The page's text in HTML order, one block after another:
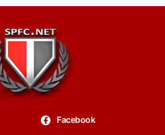
Facebook